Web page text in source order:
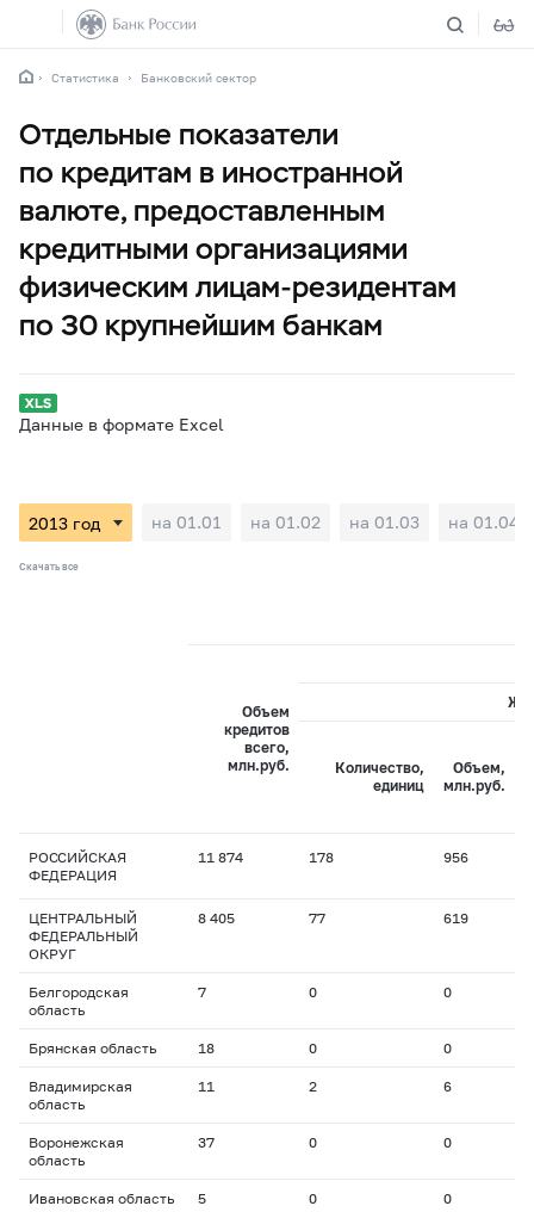
Статистика Банковский сектор
Отдельные показатели
по кредитам в иностранной
валюте, предоставленным
кредитными организациями
физическим лицам-резидентам
по 30 крупнейшим банкам
Данные в формате Excel
на 01.01 на 01.02 на 01.03 на 01.04
Скачать все
Объем
кредитов
всего,
млн.руб.
Количество,
единиц
Объем,
млн.руб.
РОССИЙСКАЯ
ФЕДЕРАЦИЯ
11 874 178 956
ЦЕНТРАЛЬНЫЙ
ФЕДЕРАЛЬНЫЙ
ОКРУГ
8 405 77 619
Белгородская
область
7 0 0
Брянская область 18 0 0
Владимирская
область
11 2 6
Воронежская
область
37 0 0
Ивановская область 5 0 0